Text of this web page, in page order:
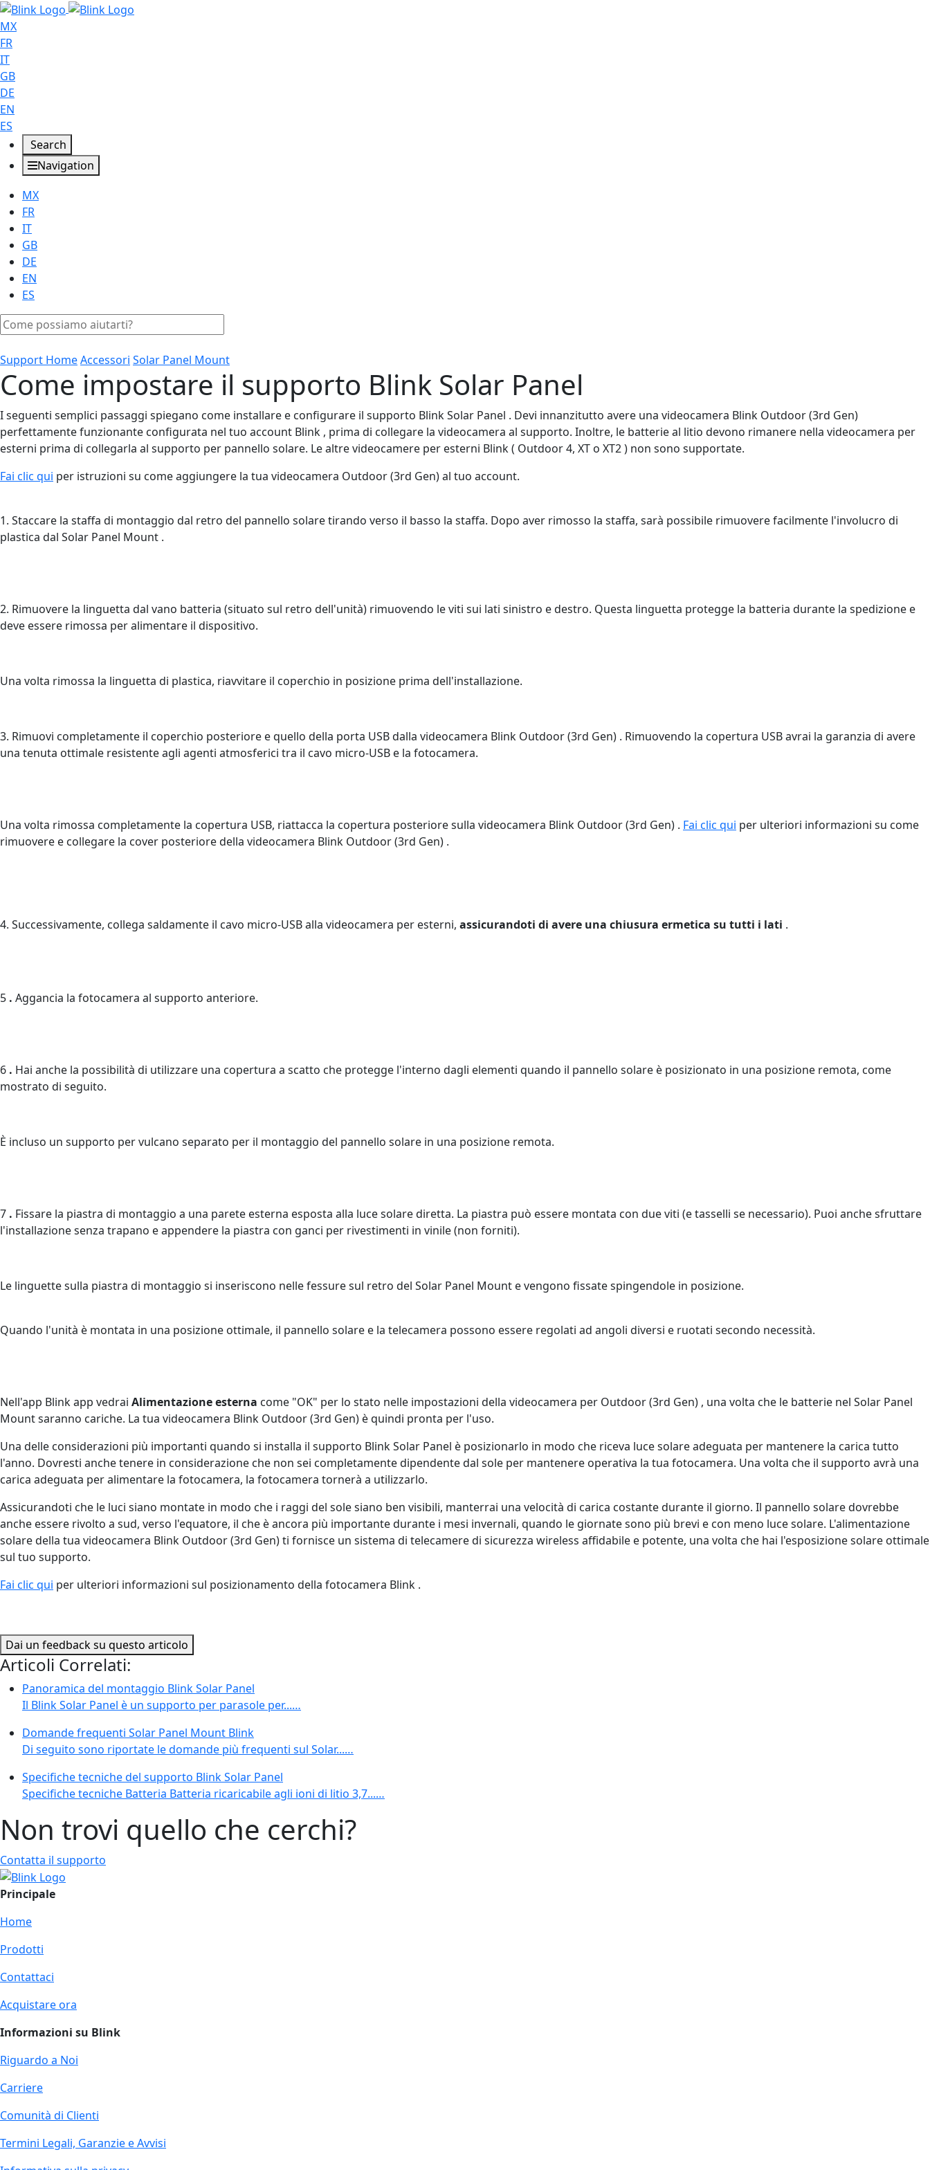
MX
FR
IT
GB
DE
EN
ES
Search
Navigation
MX
FR
IT
GB
DE
EN
ES
Support HomeAccessori Solar Panel Mount
Come impostare il supporto Blink Solar Panel
I seguenti semplici passaggi spiegano come installare e configurare il supporto Blink Solar Panel . Devi innanzitutto avere una videocamera Blink Outdoor (3rd Gen)
perfettamente funzionante configurata nel tuo account Blink , prima di collegare la videocamera al supporto. Inoltre, le batterie al litio devono rimanere nella videocamera per
esterni prima di collegarla al supporto per pannello solare. Le altre videocamere per esterni Blink ( Outdoor 4, XT o XT2 ) non sono supportate.
Fai clic qui per istruzioni su come aggiungere la tua videocamera Outdoor (3rd Gen) al tuo account.
1. Staccare la staffa di montaggio dal retro del pannello solare tirando verso il basso la staffa. Dopo aver rimosso la staffa, sarà possibile rimuovere facilmente l'involucro di
plastica dal Solar Panel Mount .
2. Rimuovere la linguetta dal vano batteria (situato sul retro dell'unità) rimuovendo le viti sui lati sinistro e destro. Questa linguetta protegge la batteria durante la spedizione e
deve essere rimossa per alimentare il dispositivo.
Una volta rimossa la linguetta di plastica, riavvitare il coperchio in posizione prima dell'installazione.
3. Rimuovi completamente il coperchio posteriore e quello della porta USB dalla videocamera Blink Outdoor (3rd Gen) . Rimuovendo la copertura USB avrai la garanzia di avere
una tenuta ottimale resistente agli agenti atmosferici tra il cavo micro-USB e la fotocamera.
Una volta rimossa completamente la copertura USB, riattacca la copertura posteriore sulla videocamera Blink Outdoor (3rd Gen) . Fai clic qui per ulteriori informazioni su come
rimuovere e collegare la cover posteriore della videocamera Blink Outdoor (3rd Gen) .
4. Successivamente, collega saldamente il cavo micro-USB alla videocamera per esterni, assicurandoti di avere una chiusura ermetica su tutti i lati .
5 . Aggancia la fotocamera al supporto anteriore.
6 . Hai anche la possibilità di utilizzare una copertura a scatto che protegge l'interno dagli elementi quando il pannello solare è posizionato in una posizione remota, come
mostrato di seguito.
È incluso un supporto per vulcano separato per il montaggio del pannello solare in una posizione remota.
7 . Fissare la piastra di montaggio a una parete esterna esposta alla luce solare diretta. La piastra può essere montata con due viti (e tasselli se necessario). Puoi anche sfruttare
l'installazione senza trapano e appendere la piastra con ganci per rivestimenti in vinile (non forniti).
Le linguette sulla piastra di montaggio si inseriscono nelle fessure sul retro del Solar Panel Mount e vengono fissate spingendole in posizione.
Quando l'unità è montata in una posizione ottimale, il pannello solare e la telecamera possono essere regolati ad angoli diversi e ruotati secondo necessità.
Nell'app Blink app vedrai Alimentazione esterna come "OK" per lo stato nelle impostazioni della videocamera per Outdoor (3rd Gen) , una volta che le batterie nel Solar Panel
Mount saranno cariche. La tua videocamera Blink Outdoor (3rd Gen) è quindi pronta per l'uso.
Una delle considerazioni più importanti quando si installa il supporto Blink Solar Panel è posizionarlo in modo che riceva luce solare adeguata per mantenere la carica tutto
l'anno. Dovresti anche tenere in considerazione che non sei completamente dipendente dal sole per mantenere operativa la tua fotocamera. Una volta che il supporto avrà una
carica adeguata per alimentare la fotocamera, la fotocamera tornerà a utilizzarlo.
Assicurandoti che le luci siano montate in modo che i raggi del sole siano ben visibili, manterrai una velocità di carica costante durante il giorno. Il pannello solare dovrebbe
anche essere rivolto a sud, verso l'equatore, il che è ancora più importante durante i mesi invernali, quando le giornate sono più brevi e con meno luce solare. L'alimentazione
solare della tua videocamera Blink Outdoor (3rd Gen) ti fornisce un sistema di telecamere di sicurezza wireless affidabile e potente, una volta che hai l'esposizione solare ottimale
sul tuo supporto.
Fai clic qui per ulteriori informazioni sul posizionamento della fotocamera Blink .
Dai un feedback su questo articolo
Articoli Correlati:
Panoramica del montaggio Blink Solar Panel
Il Blink Solar Panel è un supporto per parasole per...…
Domande frequenti Solar Panel Mount Blink
Di seguito sono riportate le domande più frequenti sul Solar...…
Specifiche tecniche del supporto Blink Solar Panel
Specifiche tecniche Batteria Batteria ricaricabile agli ioni di litio 3,7...…
Non trovi quello che cerchi?
Contatta il supporto
Principale
Home
Prodotti
Contattaci
Acquistare ora
Informazioni su Blink
Riguardo a Noi
Carriere
Comunità di Clienti
Termini Legali, Garanzie e Avvisi